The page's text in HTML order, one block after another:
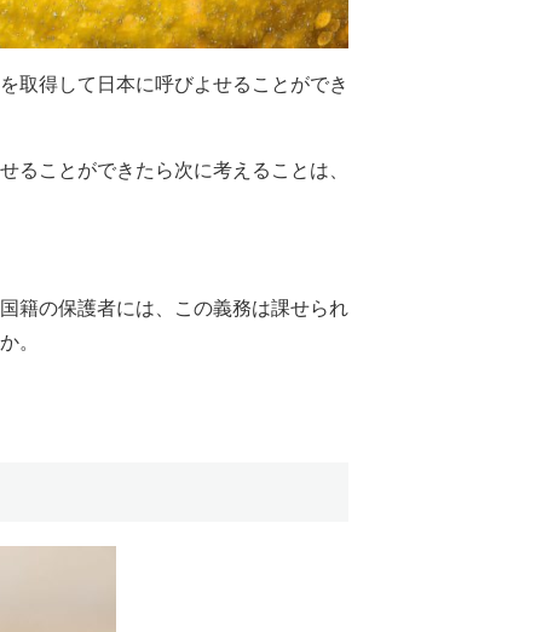
取得して日本に呼びよせることができ
ことができたら次に考えることは、
籍の保護者には、この義務は課せられ
。